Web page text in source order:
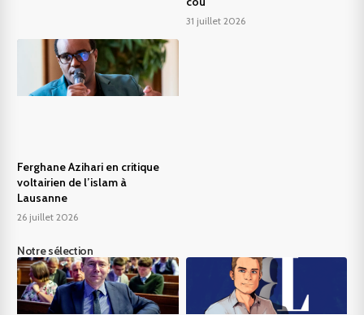
31 juillet 2026
Ferghane Azihari en critique
voltairien de l’islam à
Lausanne
26 juillet 2026
Notre sélection